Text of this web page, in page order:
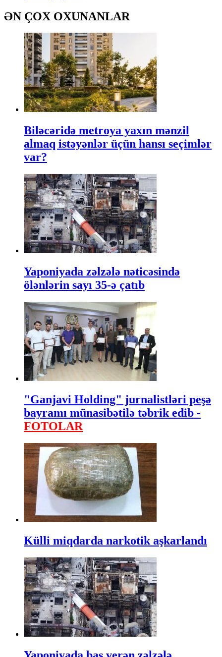
ƏN ÇOX OXUNANLAR
Biləcəridə metroya yaxın mənzil
almaq istəyənlər üçün hansı seçimlər
var?
Yaponiyada zəlzələ nəticəsində
ölənlərin sayı 35-ə çatıb
"Ganjavi Holding" jurnalistləri peşə
bayramı münasibətilə təbrik edib -
FOTOLAR
Külli miqdarda narkotik aşkarlandı